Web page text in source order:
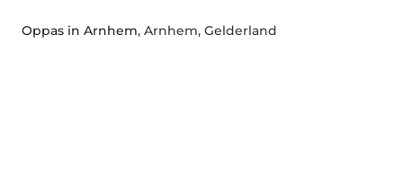
Oppas in Arnhem, Arnhem, Gelderland